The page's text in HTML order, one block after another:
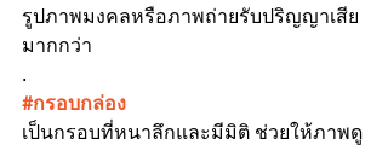
รูปภาพมงคลหรือภาพถ่ายรับปริญญาเสีย
มากกว่า
.
#กรอบกล่อง
เป็นกรอบที่หนาลึกและมีมิติ ช่วยให้ภาพดู